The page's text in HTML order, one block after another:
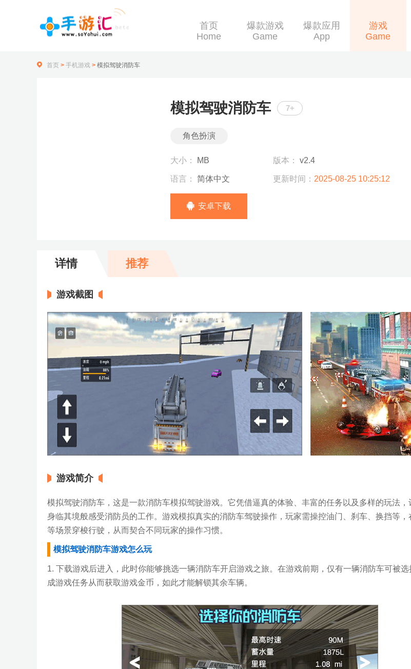
首页
Home
爆款游戏
Game
爆款应用
App
游戏
Game
首页 > 手机游戏 > 模拟驾驶消防车
模拟驾驶消防车 7+
角色扮演
大小： MB 版本： v2.4
语言： 简体中文 更新时间： 2025-08-25 10:25:12
安卓下载
详情 推荐
游戏截图
游戏简介
模拟驾驶消防车，这是一款消防车模拟驾驶游戏。它凭借逼真的体验、丰富的任务以及多样的玩法，
身临其境般感受消防员的工作。游戏模拟真实的消防车驾驶操作，玩家需操控油门、刹车、换挡等，
等场景穿梭行驶，从而契合不同玩家的操作习惯。
模拟驾驶消防车游戏怎么玩
1. 下载游戏后进入，此时你能够挑选一辆消防车开启游戏之旅。在游戏前期，仅有一辆消防车可被
成游戏任务从而获取游戏金币，如此才能解锁其余车辆。